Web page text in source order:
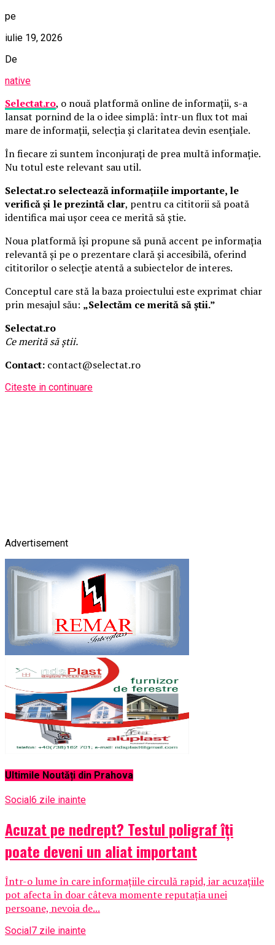
pe
iulie 19, 2026
De
native
Selectat.ro, o nouă platformă online de informații, s-a
lansat pornind de la o idee simplă: într-un flux tot mai
mare de informații, selecția și claritatea devin esențiale.
În fiecare zi suntem înconjurați de prea multă informație.
Nu totul este relevant sau util.
Selectat.ro selectează informațiile importante, le
verifică și le prezintă clar, pentru ca cititorii să poată
identifica mai ușor ceea ce merită să știe.
Noua platformă își propune să pună accent pe informația
relevantă și pe o prezentare clară și accesibilă, oferind
cititorilor o selecție atentă a subiectelor de interes.
Conceptul care stă la baza proiectului este exprimat chiar
prin mesajul său: „Selectăm ce merită să știi.”
Selectat.ro
Ce merită să știi.
Contact: contact@selectat.ro
Citeste in continuare
Advertisement
Ultimile Noutăți din Prahova
Social 6 zile inainte
Acuzat pe nedrept? Testul poligraf îţi
poate deveni un aliat important
Într-o lume în care informațiile circulă rapid, iar acuzațiile
pot afecta în doar câteva momente reputația unei
persoane, nevoia de...
Social7 zile inainte